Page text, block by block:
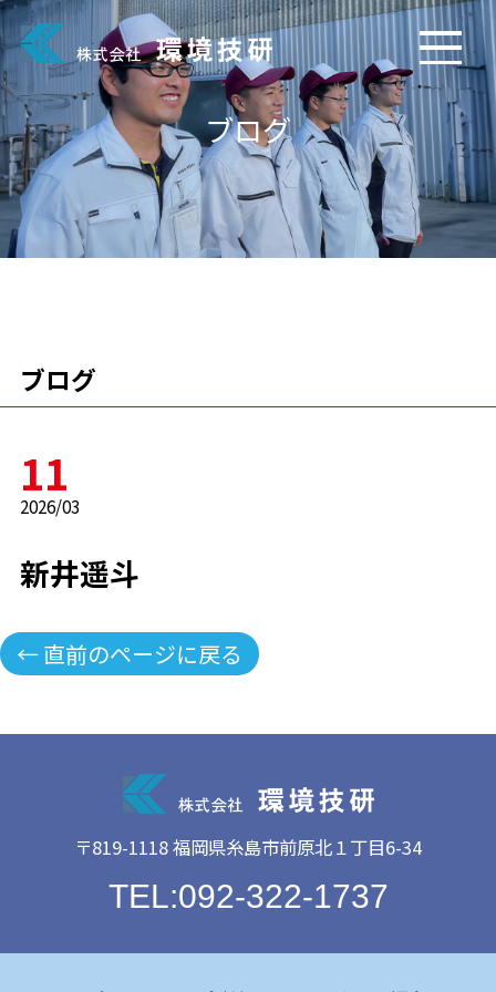
ブログ
ブログ
11
2026/03
新井遥斗
← 直前のページに戻る
〒819-1118 福岡県糸島市前原北１丁目6-34
TEL:092-322-1737